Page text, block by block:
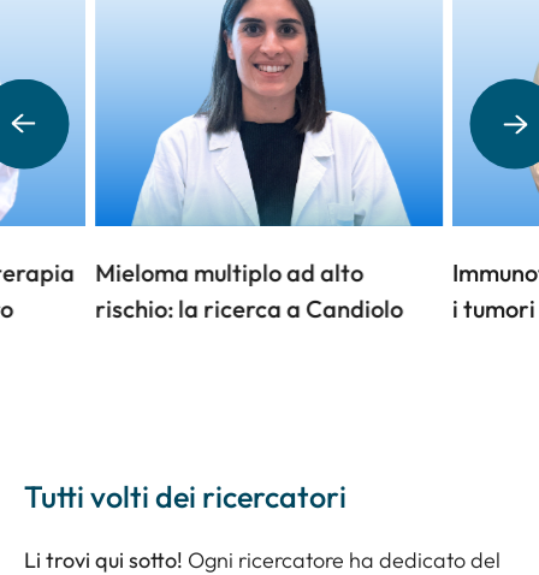
Mieloma multiplo ad alto
rischio: la ricerca a Candiolo
i
Tutti volti dei ricercatori
Li trovi qui sotto! Ogni ricercatore ha dedicato del